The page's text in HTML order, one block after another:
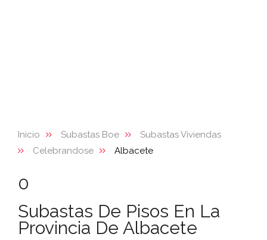
Inicio Subastas Boe
Subastas Viviendas
Celebrandose
Albacete
0
Subastas De Pisos En La
Provincia De Albacete